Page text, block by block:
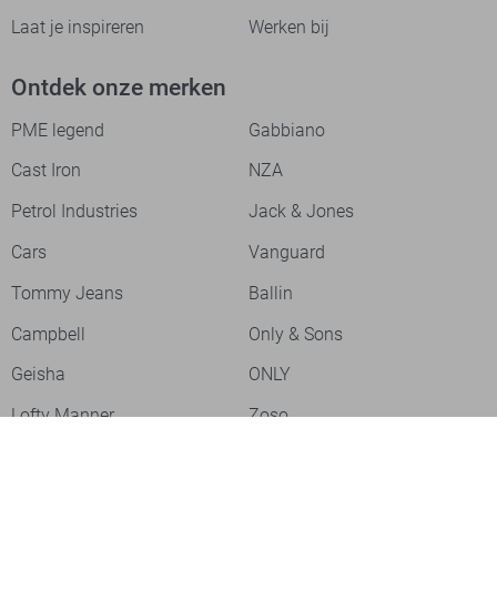
Laat je inspireren Werken bij
Ontdek onze merken
PME legend
Gabbiano
Cast Iron
NZA
Petrol Industries
Jack & Jones
Cars
Vanguard
Tommy Jeans
Ballin
Campbell
Only & Sons
Geisha
ONLY
Lofty Manner
Zoso